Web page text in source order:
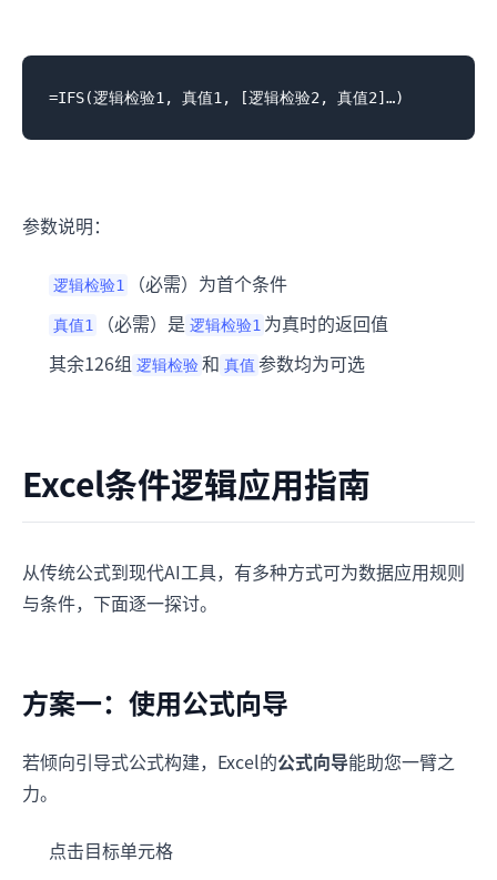
参数说明：
逻辑检验1 （必需）为首个条件
真值1 （必需）是 逻辑检验1 为真时的返回值
其余126组 逻辑检验 和 真值 参数均为可选
Excel条件逻辑应用指南
从传统公式到现代AI工具，有多种方式可为数据应用规则
与条件，下面逐一探讨。
方案一：使用公式向导
若倾向引导式公式构建，Excel的公式向导能助您一臂之
力。
点击目标单元格